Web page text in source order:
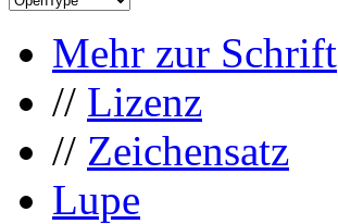
Mehr zur Schrift
// Lizenz
// Zeichensatz
Lupe